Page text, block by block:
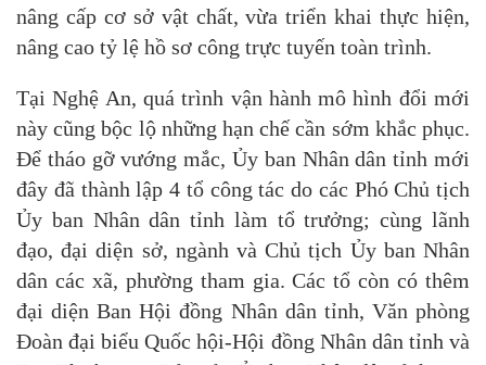
nâng cấp cơ sở vật chất, vừa triển khai thực hiện,
nâng cao tỷ lệ hồ sơ công trực tuyến toàn trình.
Tại Nghệ An, quá trình vận hành mô hình đổi mới
này cũng bộc lộ những hạn chế cần sớm khắc phục.
Để tháo gỡ vướng mắc, Ủy ban Nhân dân tỉnh mới
đây đã thành lập 4 tổ công tác do các Phó Chủ tịch
Ủy ban Nhân dân tỉnh làm tổ trưởng; cùng lãnh
đạo, đại diện sở, ngành và Chủ tịch Ủy ban Nhân
dân các xã, phường tham gia. Các tổ còn có thêm
đại diện Ban Hội đồng Nhân dân tỉnh, Văn phòng
Đoàn đại biểu Quốc hội-Hội đồng Nhân dân tỉnh và